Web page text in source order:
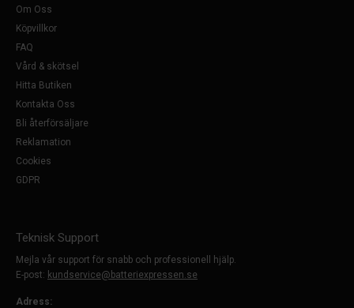
Om Oss
Köpvillkor
FAQ
Vård & skötsel
Hitta Butiken
Kontakta Oss
Bli återförsäljare
Reklamation
Cookies
GDPR
Teknisk Support
Mejla vår support för snabb och professionell hjälp.
E-post: kundservice@batteriexpressen.se
Adress: